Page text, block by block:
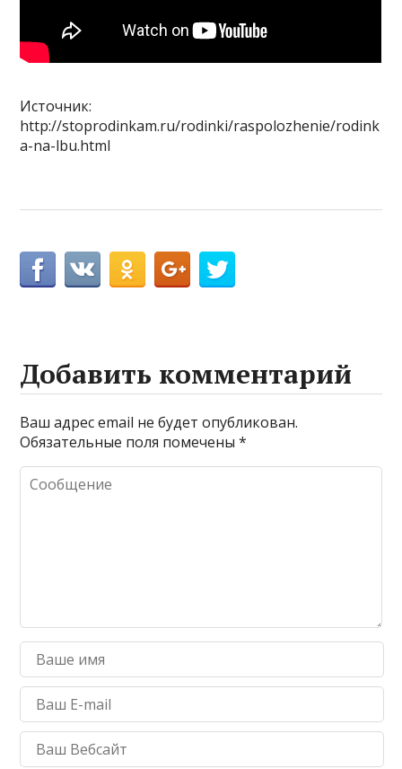
Источник:
http://stoprodinkam.ru/rodinki/raspolozhenie/rodink
a-na-lbu.html
Добавить комментарий
Ваш адрес email не будет опубликован.
Обязательные поля помечены*